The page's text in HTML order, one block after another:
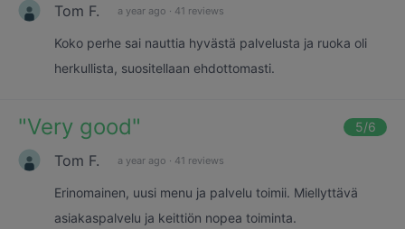
Tom F. a year ago · 41 reviews
Koko perhe sai nauttia hyvästä palvelusta ja ruoka oli
herkullista, suositellaan ehdottomasti.
"Very good" 5/6
Tom F. a year ago · 41 reviews
Erinomainen, uusi menu ja palvelu toimii. Miellyttävä
asiakaspalvelu ja keittiön nopea toiminta.